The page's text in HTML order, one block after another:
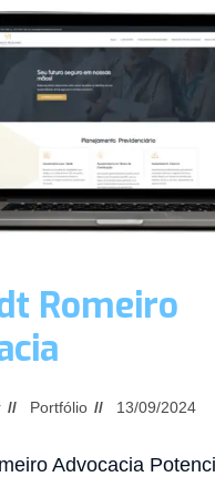
Romeiro
Portfólio 13/09/2024
Advocacia